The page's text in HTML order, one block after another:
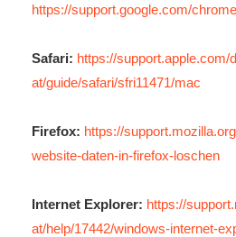
https://support.google.com/
Safari: https://support.apple.com/
at/guide/safari/sfri11471/mac
Firefox: https://
website-daten-in-firefox-loschen
Internet Explorer: https://
at/help/17442/windows-internet-